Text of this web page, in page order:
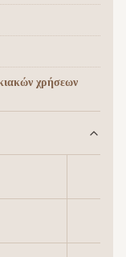
χρήσεων